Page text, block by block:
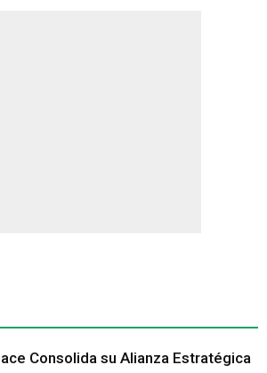
Consolida su Alianza Estratégica